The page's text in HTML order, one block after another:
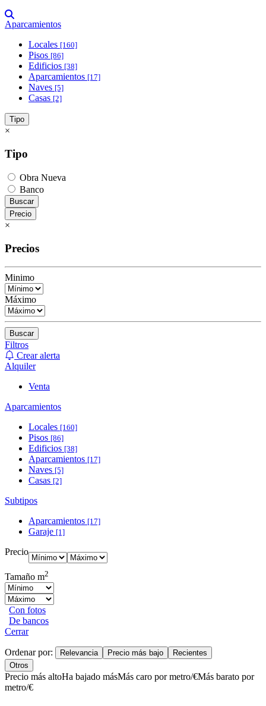
Aparcamientos
Locales [160]
Pisos [86]
Edificios [38]
Aparcamientos [17]
Naves [5]
Casas [2]
Tipo
×
Tipo
Obra Nueva
Banco
Buscar
Precio
×
Precios
Minimo
Máximo
Buscar
Filtros
Crear alerta
Alquiler
Venta
Aparcamientos
Locales [160]
Pisos [86]
Edificios [38]
Aparcamientos [17]
Naves [5]
Casas [2]
Subtipos
Aparcamientos [17]
Garaje [1]
Precio
Tamaño m2
Con fotos
De bancos
Cerrar
Ordenar por: Relevancia Precio más bajo
Recientes
Otros
Precio más altoHa bajado másMás caro por metro/€Más barato por
metro/€